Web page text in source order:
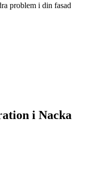
problem i din fasad
i Nacka